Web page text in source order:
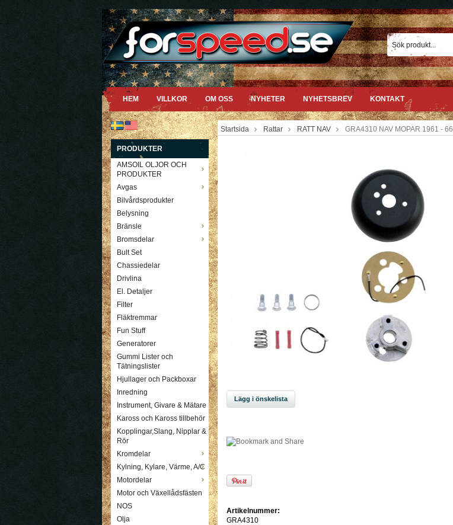
HEM VILLKOR OM OSS NYHETER NYHETSBREV KONTAKT
PRODUKTER
AMSOIL OLJOR OCH
PRODUKTER
Avgas
Bilvårdsprodukter
Belysning
Bränsle
Bromsdelar
Bult Set
Chassiedelar
Drivlina
El. Detaljer
Filter
Fläktremmar
Fun Stuff
Generatorer
Gummi Lister och
Tätningslister
Hjullager och Packboxar
Inredning
Instrument, Givare & Mätare
Kaross och Kaross tillbehör
Kopplingar,Slang, Nipplar &
Rör
Kromdelar
Kylning, Kylare, Värme, A/C
Motordelar
Motor och Växellådsfästen
NOS
Olja
Startsida Rattar RATT NAV GRA4310 NAV MOPAR 1961 - 66
Lägg i önskelista
Artikelnummer:
GRA4310